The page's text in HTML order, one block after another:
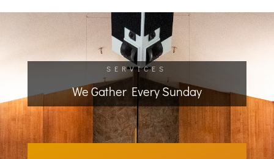
SERVICES
We Gather Every Sunday